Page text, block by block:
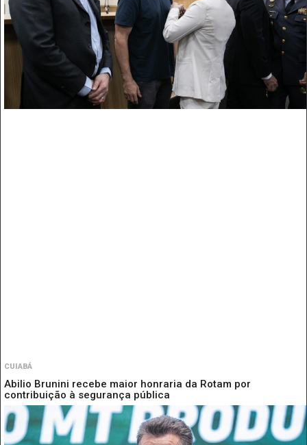
CUIABÁ
Abilio Brunini recebe maior honraria da Rotam por
contribuição à segurança pública